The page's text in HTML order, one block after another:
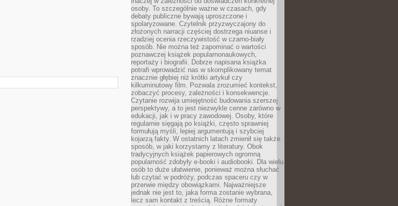
osoby. To szczególnie ważne w czasach, gdy
debaty publiczne bywają uproszczone i
spolaryzowane. Czytelnik przyzwyczajony do
złożonych narracji częściej dostrzega niuanse i
rzadziej ocenia rzeczywistość w czarno-biały
sposób. Nie można też zapominać o wartości
poznawczej książek popularnonaukowych,
reportaży i biografii. Dobrze napisana książka
potrafi wprowadzić nas w skomplikowany temat
znacznie głębiej niż krótki artykuł czy
kilkuminutowy film. Pozwala zrozumieć kontekst,
zobaczyć procesy, zależności i konsekwencje.
Czytanie rozwija umiejętność budowania szerszej
perspektywy, a to jest niezwykle cenne zarówno w
edukacji, jak i w pracy zawodowej. Osoby, które
regularnie sięgają po książki, często sprawniej
formułują myśli, lepiej argumentują i szybciej
kojarzą fakty. W ostatnich latach zmienił się także
sposób, w jaki korzystamy z literatury. Obok
tradycyjnych książek papierowych ogromną
popularność zdobyły e-booki i audiobooki. Dla wielu
osób to duże ułatwienie, ponieważ można słuchać
lub czytać w podróży, podczas spaceru czy w
przerwie między obowiązkami. Najważniejsze
jednak nie jest to, jaka forma zostanie wybrana,
lecz sam kontakt z treścią. Różne formaty